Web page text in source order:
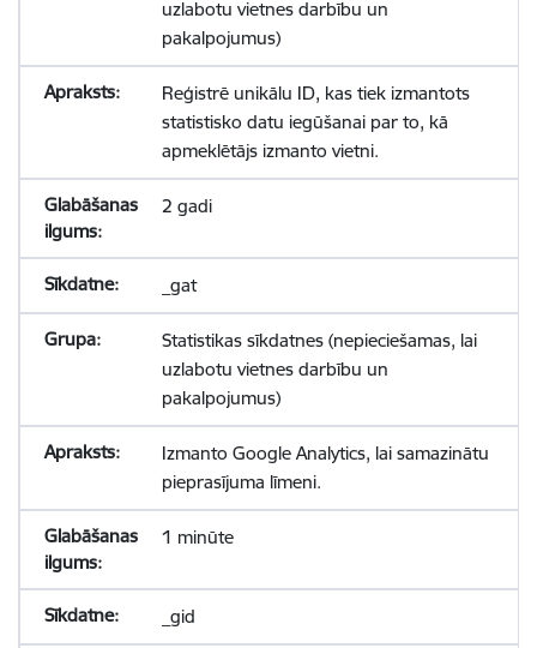
uzlabotu vietnes darbību un
pakalpojumus)
Reģistrē unikālu ID, kas tiek izmantots
statistisko datu iegūšanai par to, kā
apmeklētājs izmanto vietni.
2 gadi
_gat
Statistikas sīkdatnes (nepieciešamas, lai
uzlabotu vietnes darbību un
pakalpojumus)
Izmanto Google Analytics, lai samazinātu
pieprasījuma līmeni.
1 minūte
_gid